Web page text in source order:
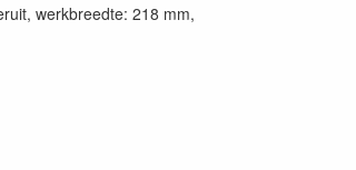
werkbreedte: 218 mm,